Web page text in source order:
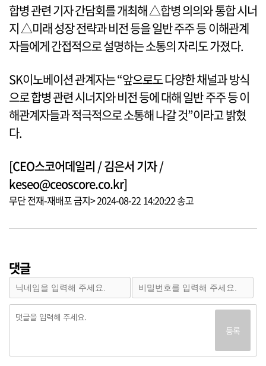
합병 관련 기자 간담회를 개최해 △합병 의의와 통합 시너
지 △미래 성장 전략과 비전 등을 일반 주주 등 이해관계
자들에게 간접적으로 설명하는 소통의 자리도 가졌다.
SK이노베이션 관계자는 “앞으로도 다양한 채널과 방식
으로 합병 관련 시너지와 비전 등에 대해 일반 주주 등 이
해관계자들과 적극적으로 소통해 나갈 것”이라고 밝혔
다.
[CEO스코어데일리 / 김은서 기자 /
keseo@ceoscore.co.kr]
무단 전재-재배포 금지> 2024-08-22 14:20:22 송고
댓글
등록